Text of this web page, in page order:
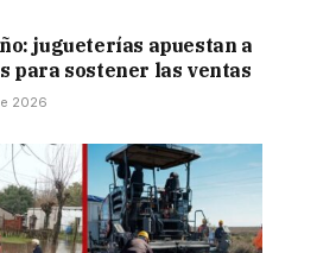
jugueterías apuestan a
para sostener las ventas
2026